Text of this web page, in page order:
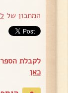
המתכון של
לקבלת
כאן